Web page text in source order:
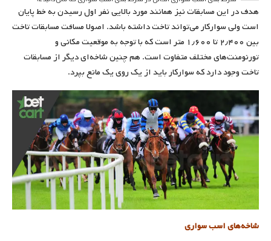
هدف در این مسابقات نیز همانند مورد بالایی نفر اول رسیدن به خط پایان
است ولی سوارکار می‌تواند تاخت داشته باشد. اصولا مسافت مسابقات تاخت
بین ۲٫۴۰۰ تا ۱٫۶۰۰ متر است که با توجه به موقعیت مکانی و
تورنومنت‌های مختلف متفاوت است. هم چنین شاخه‌ای دیگر از مسابقات
تاخت وجود دارد که سوارکار باید از یک روی یک مانع بپرد.
شاخه‌های اسب سواری